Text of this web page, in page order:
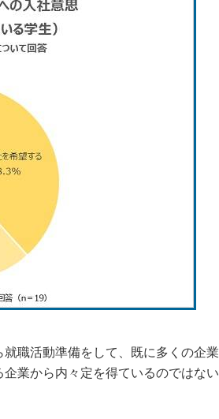
職活動準備をして、既に多くの企業
業から内々定を得ているのではない